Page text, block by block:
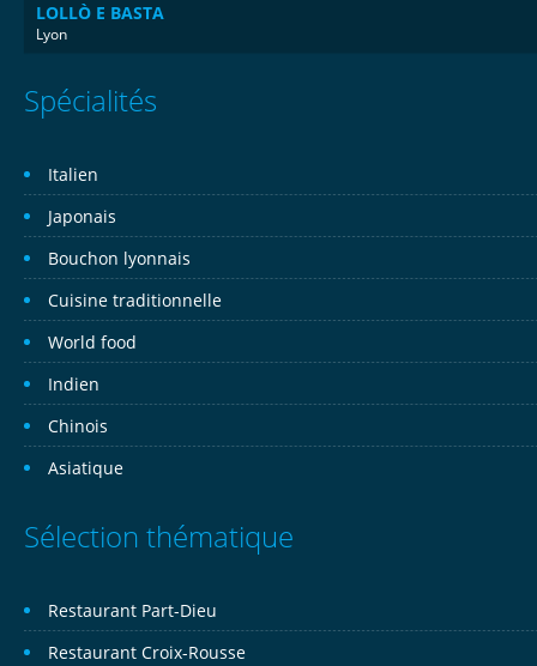
LOLLÒ E BASTA
Lyon
Spécialités
Italien
Japonais
Bouchon lyonnais
Cuisine traditionnelle
World food
Indien
Chinois
Asiatique
Sélection thématique
Restaurant Part-Dieu
Restaurant Croix-Rousse